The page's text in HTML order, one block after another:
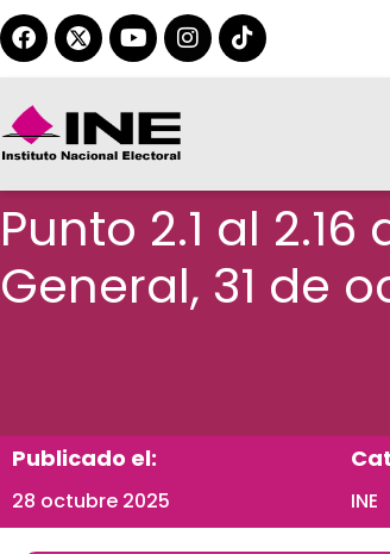
Punto 2.1 al
General, 31 de
Publicado el:
28 octubre 2025 INE